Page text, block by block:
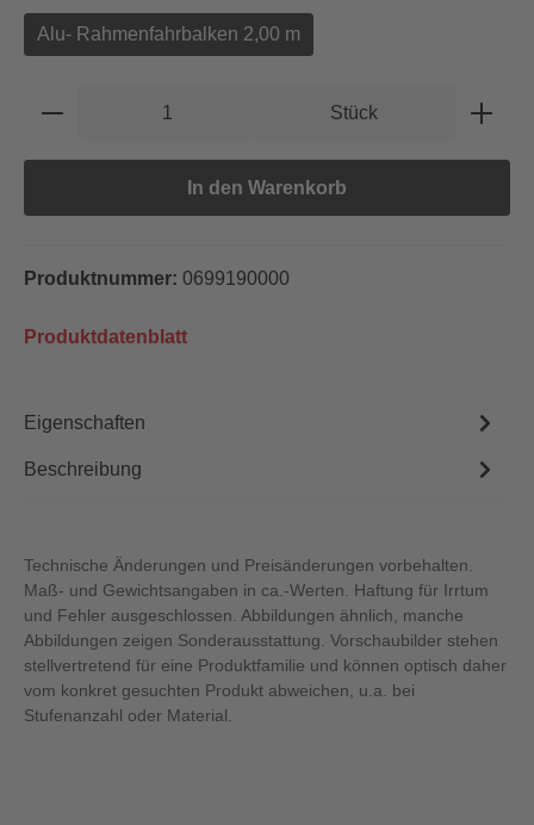
Alu- Rahmenfahrbalken 2,00 m
Produkt Anzahl: Gib den gewünschten
Stück
In den Warenkorb
Produktnummer: 0699190000
Produktdatenblatt
Eigenschaften
Beschreibung
Technische Änderungen und Preisänderungen vorbehalten.
Maß- und Gewichtsangaben in ca.-Werten. Haftung für Irrtum
und Fehler ausgeschlossen. Abbildungen ähnlich, manche
Abbildungen zeigen Sonderausstattung. Vorschaubilder stehen
stellvertretend für eine Produktfamilie und können optisch daher
vom konkret gesuchten Produkt abweichen, u.a. bei
Stufenanzahl oder Material.